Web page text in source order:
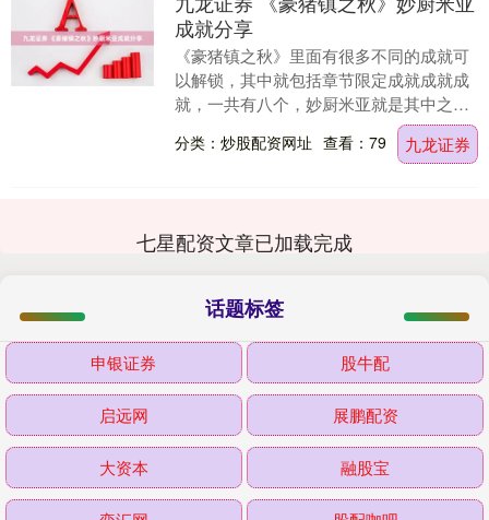
成就分享
《豪猪镇之秋》里面有很多不同的成就可
以解锁，其中就包括章节限定成就成就成
就，一共有八个，妙厨米亚就是其中之
一，如果玩家想要解锁这个成就则需要在
游戏开始后和米亚一....
分类：炒股配资网址 查看：79 九龙证券
七星配资文章已加载完成
话题标签
申银证券 股牛配
启远网 展鹏配资
大资本 融股宝